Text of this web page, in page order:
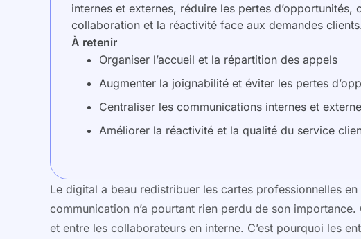
internes et externes, réduire les pertes
collaboration et la réactivité face aux demandes
À retenir
Organiser l’accueil et la répartition des appels
Augmenter la joignabilité et éviter les pertes
Centraliser les communications internes et
Améliorer la réactivité et la qualité du service
Le digital a beau redistribuer les cartes professionnelles
communication n’a pourtant rien perdu de son
et entre les collaborateurs en interne. C’est pourquoi les